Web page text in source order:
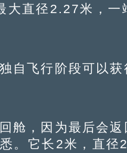
大直径2.27米，
飞行阶段可以获
，因为最后会返
。它长2米，直